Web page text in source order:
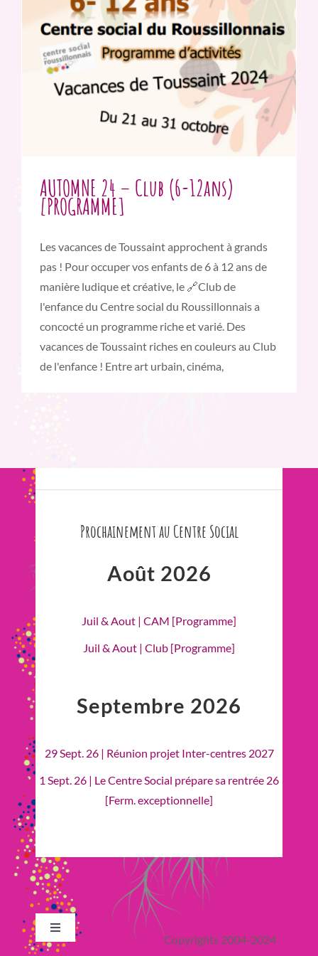
AUTOMNE 24 – Club (6-12ans)
[PROGRAMME]
Les vacances de Toussaint approchent à grands
pas ! Pour occuper vos enfants de 6 à 12 ans de
manière ludique et créative, le 🔗Club de
l'enfance du Centre social du Roussillonnais a
concocté un programme riche et varié. Des
vacances de Toussaint riches en couleurs au Club
de l'enfance ! Entre art urbain, cinéma,
Prochainement au Centre Social
Août 2026
Juil & Aout | CAM [Programme]
Juil & Aout | Club [Programme]
Septembre 2026
29 Sept. 26 | Réunion projet Inter-centres 2027
1 Sept. 26 | Le Centre Social prépare sa rentrée 26
[Ferm. exceptionnelle]
Toggle
Navigation
Copyrights 2004-2024